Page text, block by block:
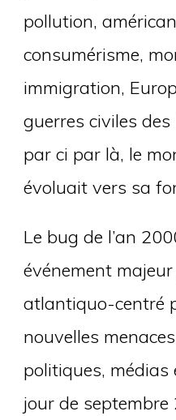
pollution,
consumérisme,
immigration,
guerres civiles
par ci par là, le
évoluait vers sa
Le bug de l’an
événement
atlantiquo-centré
nouvelles
politiques,
jour de septembre